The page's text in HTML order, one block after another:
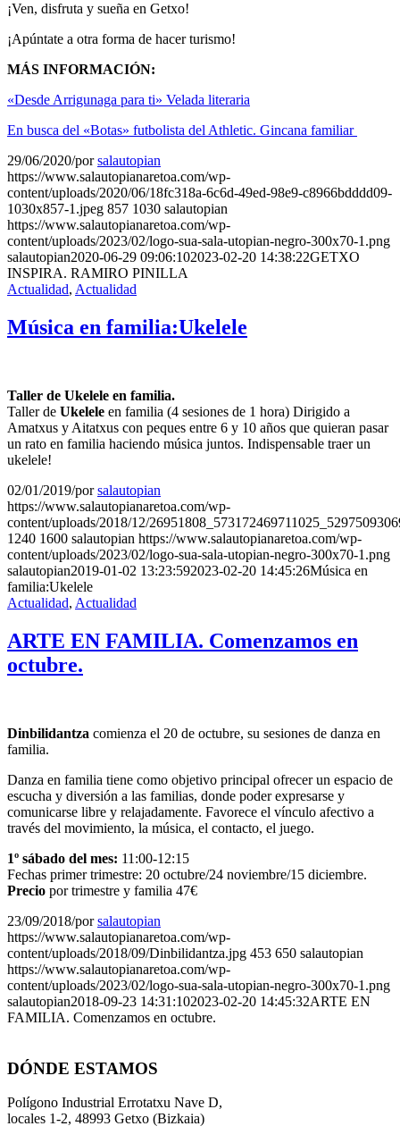
¡Ven, disfruta y sueña en Getxo!
¡Apúntate a otra forma de hacer turismo!
MÁS INFORMACIÓN:
«Desde Arrigunaga para ti» Velada literaria
En busca del «Botas» futbolista del Athletic. Gincana familiar
29/06/2020/porsalautopian
https://www.salautopianaretoa.com/wp-
content/uploads/2020/06/18fc318a-6c6d-49ed-98e9-c8966bdddd09-
1030x857-1.jpeg 857 1030 salautopian
https://www.salautopianaretoa.com/wp-
content/uploads/2023/02/logo-sua-sala-utopian-negro-300x70-1.png
salautopian2020-06-29 09:06:102023-02-20 14:38:22GETXO
INSPIRA. RAMIRO PINILLA
Actualidad, Actualidad
Música en familia:Ukelele
Taller de Ukelele en familia.
Taller de Ukelele en familia (4 sesiones de 1 hora) Dirigido a
Amatxus y Aitatxus con peques entre 6 y 10 años que quieran pasar
un rato en familia haciendo música juntos. Indispensable traer un
ukelele!
02/01/2019/porsalautopian
https://www.salautopianaretoa.com/wp-
content/uploads/2018/12/
1240 1600 salautopian https://www.salautopianaretoa.com/wp-
content/uploads/2023/02/logo-sua-sala-utopian-negro-300x70-1.png
salautopian2019-01-02 13:23:592023-02-20 14:45:26Música en
familia:Ukelele
Actualidad, Actualidad
ARTE EN FAMILIA. Comenzamos en
octubre.
Dinbilidantza comienza el 20 de octubre, su sesiones de danza en
familia.
Danza en familia tiene como objetivo principal ofrecer un espacio de
escucha y diversión a las familias, donde poder expresarse y
comunicarse libre y relajadamente. Favorece el vínculo afectivo a
través del movimiento, la música, el contacto, el juego.
1º sábado del mes: 11:00-12:15
Fechas primer trimestre: 20 octubre/24 noviembre/15 diciembre.
Precio por trimestre y familia 47€
23/09/2018/porsalautopian
https://www.salautopianaretoa.com/wp-
content/uploads/2018/09/Dinbilidantza.jpg 453 650 salautopian
https://www.salautopianaretoa.com/wp-
content/uploads/2023/02/logo-sua-sala-utopian-negro-300x70-1.png
salautopian2018-09-23 14:31:102023-02-20 14:45:32ARTE EN
FAMILIA. Comenzamos en octubre.
DÓNDE ESTAMOS
Polígono Industrial Errotatxu Nave D,
locales 1-2, 48993 Getxo (Bizkaia)